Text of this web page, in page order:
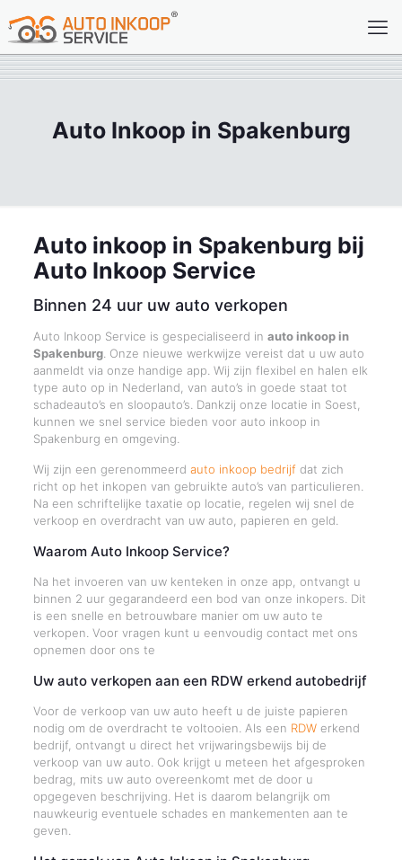
Auto Inkoop in Spakenburg
Auto inkoop in Spakenburg bij
Auto Inkoop Service
Binnen 24 uur uw auto verkopen
Auto Inkoop Service is gespecialiseerd in auto inkoop in
Spakenburg. Onze nieuwe werkwijze vereist dat u uw auto
aanmeldt via onze handige app. Wij zijn flexibel en halen elk
type auto op in Nederland, van auto’s in goede staat tot
schadeauto’s en sloopauto’s. Dankzij onze locatie in Soest,
kunnen we snel service bieden voor auto inkoop in
Spakenburg en omgeving.
Wij zijn een gerenommeerd auto inkoop bedrijfdat zich
richt op het inkopen van gebruikte auto’s van particulieren.
Na een schriftelijke taxatie op locatie, regelen wij snel de
verkoop en overdracht van uw auto, papieren en geld.
Waarom Auto Inkoop Service?
Na het invoeren van uw kenteken in onze app, ontvangt u
binnen 2 uur gegarandeerd een bod van onze inkopers. Dit
is een snelle en betrouwbare manier om uw auto te
verkopen. Voor vragen kunt u eenvoudig contact met ons
opnemen door ons te
Uw auto verkopen aan een RDW erkend autobedrijf
Voor de verkoop van uw auto heeft u de juiste papieren
nodig om de overdracht te voltooien. Als een RDWerkend
bedrijf, ontvangt u direct het vrijwaringsbewijs bij de
verkoop van uw auto. Ook krijgt u meteen het afgesproken
bedrag, mits uw auto overeenkomt met de door u
opgegeven beschrijving. Het is daarom belangrijk om
nauwkeurig eventuele schades en mankementen aan te
geven.